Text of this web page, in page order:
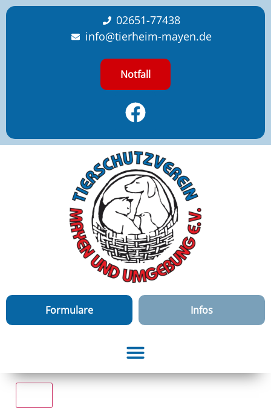
content
02651-77438
info@tierheim-mayen.de
Notfall
Formulare Infos